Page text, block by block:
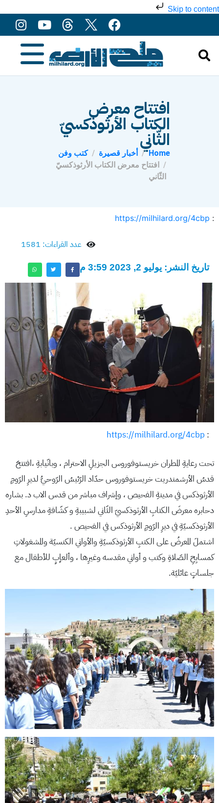
Skip to content
افتتاح معرض
الكتاب الأرثوذكسيّ
الثّاني
Home أخبار قصيرة
كتب وفن
افتتاح معرض الكتاب الأرثوذكسيّ
الثّاني
:
https://milhilard.org/4cbp
عدد القراءات: 1581
تاريخ النشر: يوليو 2, 2023 3:59 م
:
https://milhilard.org/4cbp
تحت رعايةِ المطران خريستوفوروس الجزيلِ الاحترام ، وبانّيابةِ ،افتتحَ
قدسُ الأرشمندريت خريستوفوروس حدّاد الرّئيسُ الرّوحيُّ لديرِ الرّومِ
الأرثوذكس في مدينةِ الفحيص ، وإشراف مباشر من قدس الاب د. بشاره
دحابره معرضَ الكتابِ الأرثوذكسيّ الثّاني لشبيبةِ و كشّافةِ مدارسِ الأحدِ
الأرثوذكسيّةِ في ديرِ الرّومِ الأرثوذكس في الفحيص .
اشتملَ المعرضُ على الكتبِ الأرثوذكسيّةِ والأواني الكنسيّة والمشغولاتِ
كمسابِحِ الصّلاةِ وكتب و أواني مقدسه وغيرِها ، وألعاٍبٍ للأطفال مع
جلساتٍ عائليّة.